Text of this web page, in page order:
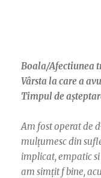
Boala/Afectiunea
Vârsta la care a
Timpul de
Am fost operat de
mulțumesc din
implicat, empatic
am simțit f bine,